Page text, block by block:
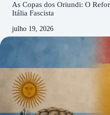
As Copas dos Oriundi: O
Itália Fascista
julho 19, 2026